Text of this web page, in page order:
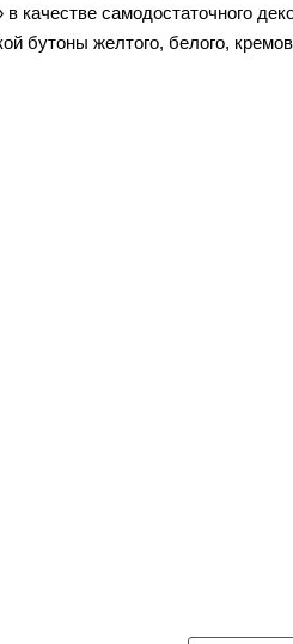
качестве самодостаточного
желтого, белого,